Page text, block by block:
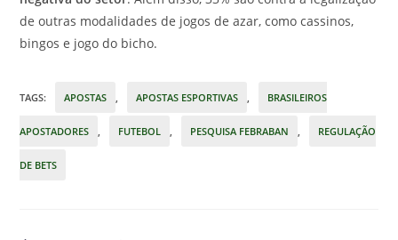
de outras modalidades de jogos de azar, como cassinos,
bingos e jogo do bicho.
TAGS: APOSTAS APOSTAS ESPORTIVAS BRASILEIROS
APOSTADORES FUTEBOL PESQUISA FEBRABAN REGULAÇÃO
DE BETS